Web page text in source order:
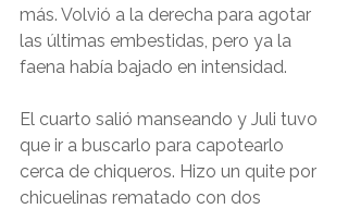
más. Volvió a la derecha para agotar
las últimas embestidas, pero ya la
faena había bajado en intensidad.
El cuarto salió manseando y Juli tuvo
que ir a buscarlo para capotearlo
cerca de chiqueros. Hizo un quite por
chicuelinas rematado con dos